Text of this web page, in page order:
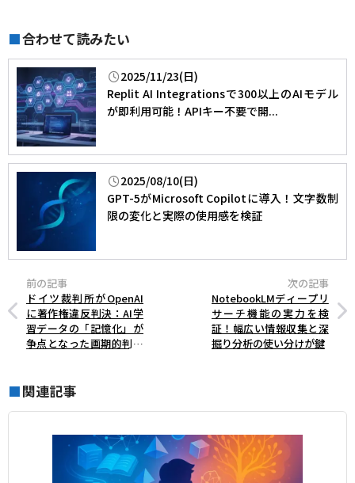
■合わせて読みたい
2025/11/23(日)
Replit AI Integrationsで300以上のAIモデル
が即利用可能！APIキー不要で開...
2025/08/10(日)
GPT-5がMicrosoft Copilotに導入！文字数制
限の変化と実際の使用感を検証
前の記事
ドイツ裁判所がOpenAI
に著作権違反判決：AI学
習データの「記憶化」が
争点となった画期的判決
次の記事
NotebookLMディープリ
サーチ機能の実力を検
証！幅広い情報収集と深
掘り分析の使い分けが鍵
■関連記事